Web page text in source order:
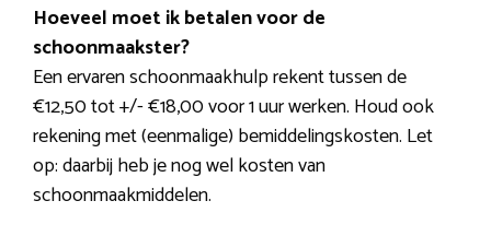
Hoeveel moet ik betalen voor de
schoonmaakster?
Een ervaren schoonmaakhulp rekent tussen de
€12,50 tot +/- €18,00 voor 1 uur werken. Houd ook
rekening met (eenmalige) bemiddelingskosten. Let
op: daarbij heb je nog wel kosten van
schoonmaakmiddelen.